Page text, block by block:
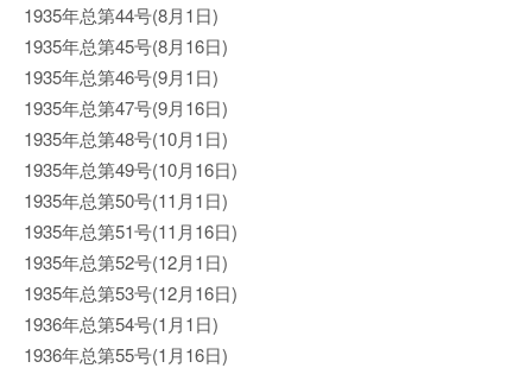
1935年总第44号(8月1日)
1935年总第45号(8月16日)
1935年总第46号(9月1日)
1935年总第47号(9月16日)
1935年总第48号(10月1日)
1935年总第49号(10月16日)
1935年总第50号(11月1日)
1935年总第51号(11月16日)
1935年总第52号(12月1日)
1935年总第53号(12月16日)
1936年总第54号(1月1日)
1936年总第55号(1月16日)